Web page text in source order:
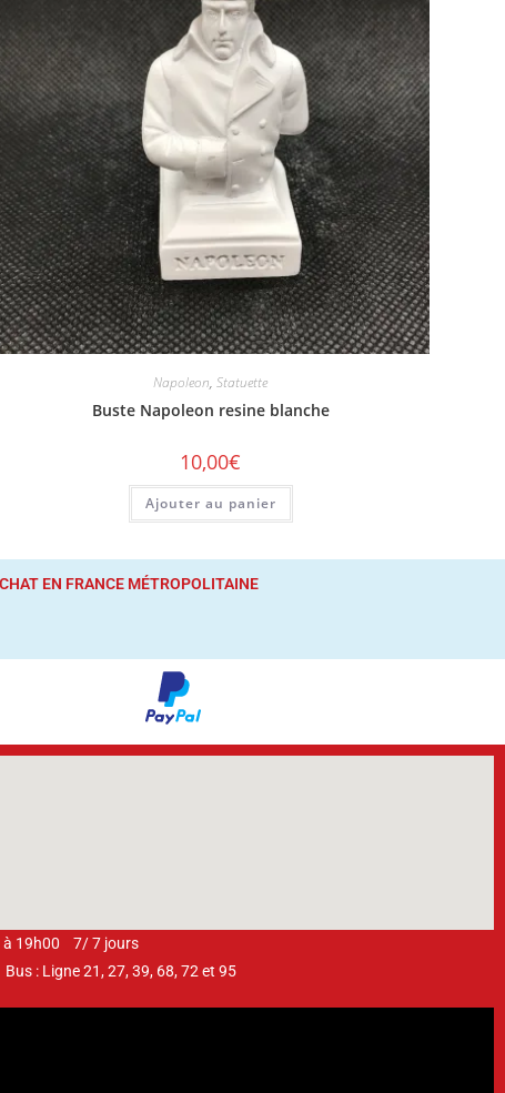
Napoleon,Statuette
Buste Napoleon resine blanche
10,00€
Ajouter au panier
EN FRANCE MÉTROPOLITAINE
à 19h00 7/ 7 jours
Bus : Ligne 21, 27, 39, 68, 72 et 95